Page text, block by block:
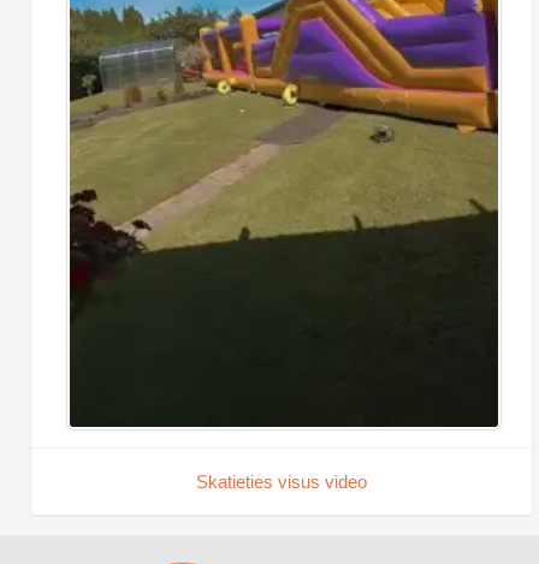
Skatieties visus video